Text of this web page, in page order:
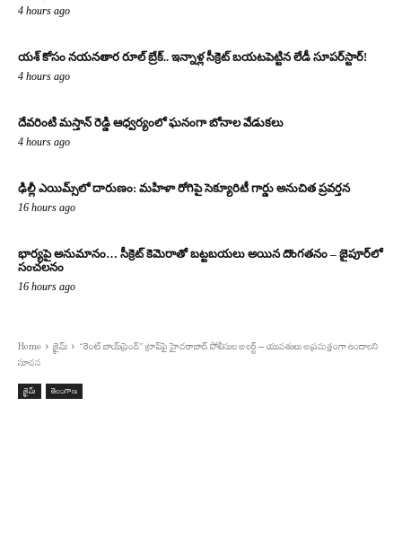
4 hours ago
యశ్ కోసం నయనతార రూల్ బ్రేక్.. ఇన్నాళ్ల సీక్రెట్ బయటపెట్టిన లేడీ సూపర్‌స్టార్!
4 hours ago
దేవరింటి మస్తాన్ రెడ్డి ఆధ్వర్యంలో ఘనంగా బోనాల వేడుకలు
4 hours ago
ఢిల్లీ ఎయిమ్స్‌లో దారుణం: మహిళా రోగిపై సెక్యూరిటీ గార్డు అనుచిత ప్రవర్తన
16 hours ago
భార్యపై అనుమానం… సీక్రెట్ కెమెరాతో బట్టబయలు అయిన దొంగతనం – జైపూర్‌లో
సంచలనం
16 hours ago